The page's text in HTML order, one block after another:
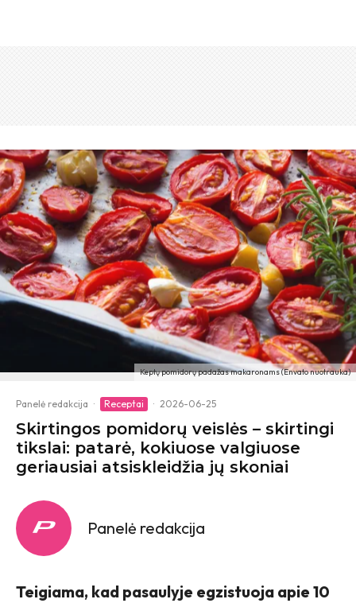
Keptų pomidorų padažas makaronams (Envato nuotrauka)
Panelė redakcija · Receptai · 2026-06-25
Skirtingos pomidorų veislės – skirtingi
tikslai: patarė, kokiuose valgiuose
geriausiai atsiskleidžia jų skoniai
Panelė redakcija
Teigiama, kad pasaulyje egzistuoja apie 10